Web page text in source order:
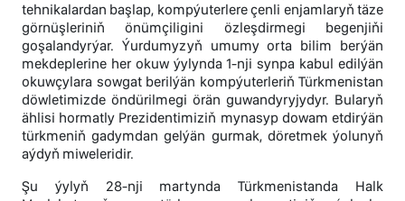
tehnikalardan başlap, kompýuterlere çenli enjamlaryň täze
görnüşleriniň önümçiligini özleşdirmegi begenjiňi
goşalandyrýar. Ýurdumyzyň umumy orta bilim berýän
mekdeplerine her okuw ýylynda 1-nji synpa kabul edilýän
okuwçylara sowgat berilýän kompýuterleriň Türkmenistan
döwletimizde öndürilmegi örän guwandyryjydyr. Bularyň
ählisi hormatly Prezidentimiziň mynasyp dowam etdirýän
türkmeniň gadymdan gelýän gurmak, döretmek ýolunyň
aýdyň miweleridir.
Şu ýylyň 28-nji martynda Türkmenistanda Halk